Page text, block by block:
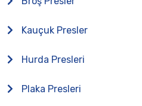
Kauçuk Presler
Hurda Presleri
Plaka Presleri